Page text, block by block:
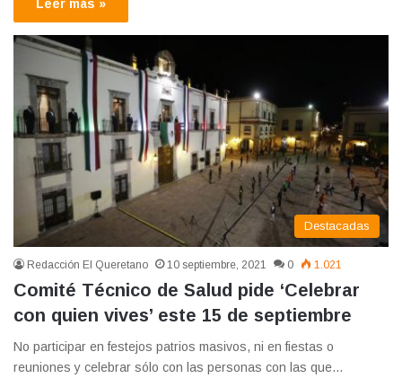
Leer más »
Destacadas
Redacción El Queretano 10 septiembre, 2021 0 1.021
Comité Técnico de Salud pide ‘Celebrar
con quien vives’ este 15 de septiembre
No participar en festejos patrios masivos, ni en fiestas o
reuniones y celebrar sólo con las personas con las que…